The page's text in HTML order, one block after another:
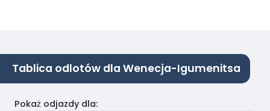
Tablica odlotów dla Wenecja-Igumenitsa
Pokaż odjazdy dla: